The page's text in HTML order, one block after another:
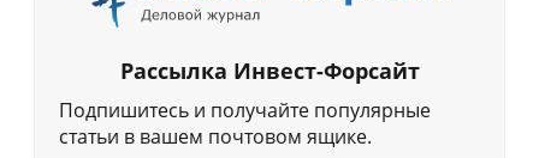
Рассылка Инвест-Форсайт
Подпишитесь и получайте популярные
статьи в вашем почтовом ящике.